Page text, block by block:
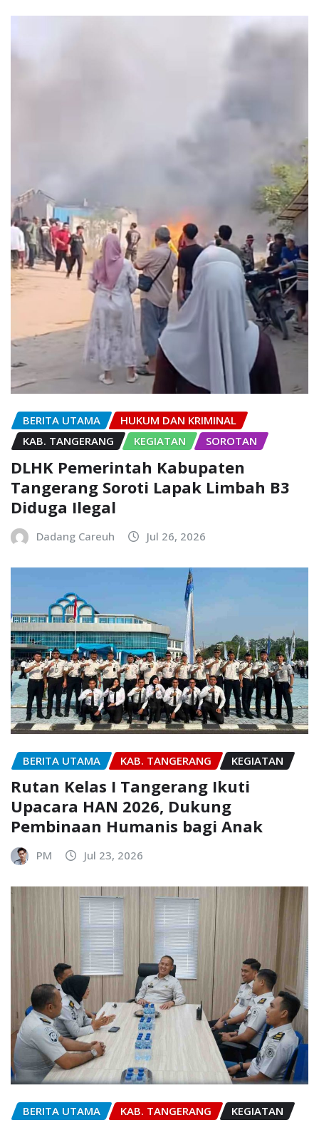
BERITA UTAMA
HUKUM DAN KRIMINAL
KAB. TANGERANG
KEGIATAN SOROTAN
DLHK Pemerintah Kabupaten
Tangerang Soroti Lapak Limbah B3
Diduga Ilegal
Dadang Careuh Jul 26, 2026
BERITA UTAMA KAB. TANGERANG KEGIATAN
Rutan Kelas I Tangerang Ikuti
Upacara HAN 2026, Dukung
Pembinaan Humanis bagi Anak
PM Jul 23, 2026
BERITA UTAMA KAB. TANGERANG KEGIATAN